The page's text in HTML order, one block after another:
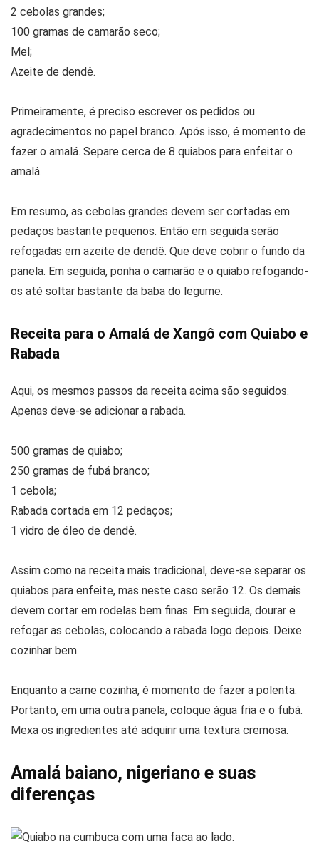
2 cebolas grandes;
100 gramas de camarão seco;
Mel;
Azeite de dendê.
Primeiramente, é preciso escrever os pedidos ou
agradecimentos no papel branco. Após isso, é momento de
fazer o amalá. Separe cerca de 8 quiabos para enfeitar o
amalá.
Em resumo, as cebolas grandes devem ser cortadas em
pedaços bastante pequenos. Então em seguida serão
refogadas em azeite de dendê. Que deve cobrir o fundo da
panela. Em seguida, ponha o camarão e o quiabo refogando-
os até soltar bastante da baba do legume.
Receita para o Amalá de Xangô com Quiabo e
Rabada
Aqui, os mesmos passos da receita acima são seguidos.
Apenas deve-se adicionar a rabada.
500 gramas de quiabo;
250 gramas de fubá branco;
1 cebola;
Rabada cortada em 12 pedaços;
1 vidro de óleo de dendê.
Assim como na receita mais tradicional, deve-se separar os
quiabos para enfeite, mas neste caso serão 12. Os demais
devem cortar em rodelas bem finas. Em seguida, dourar e
refogar as cebolas, colocando a rabada logo depois. Deixe
cozinhar bem.
Enquanto a carne cozinha, é momento de fazer a polenta.
Portanto, em uma outra panela, coloque água fria e o fubá.
Mexa os ingredientes até adquirir uma textura cremosa.
Amalá baiano, nigeriano e suas
diferenças